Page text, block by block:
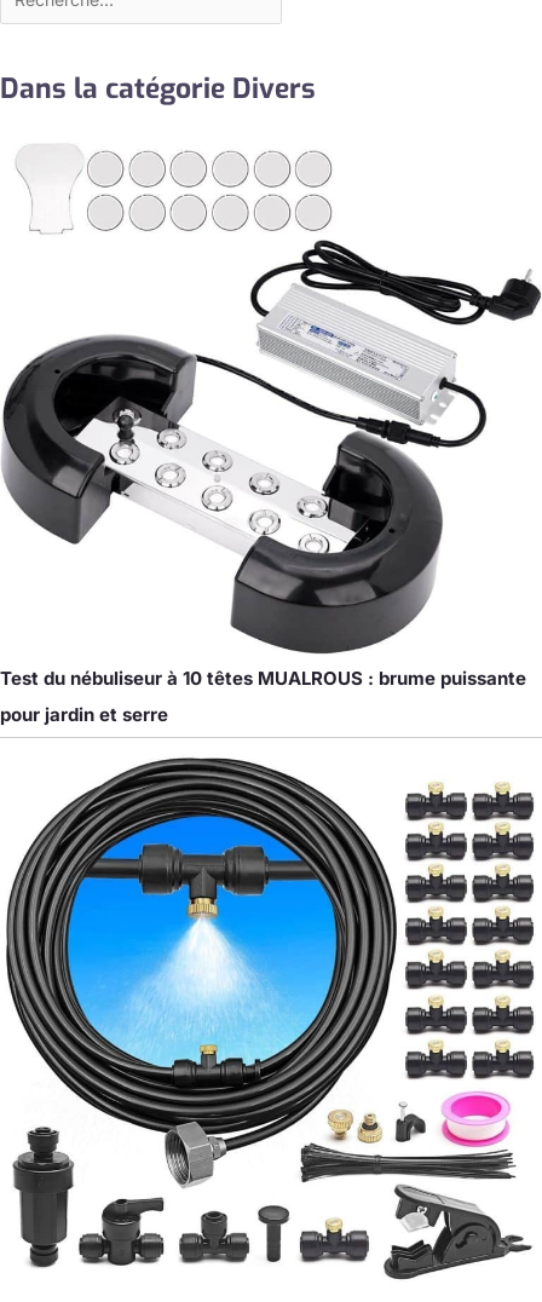
Dans la catégorie Divers
Test du nébuliseur à 10 têtes MUALROUS : brume puissante
pour jardin et serre